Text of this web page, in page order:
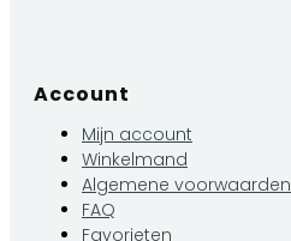
Account
Mijn account
Winkelmand
Algemene voorwaarden
FAQ
Favorieten